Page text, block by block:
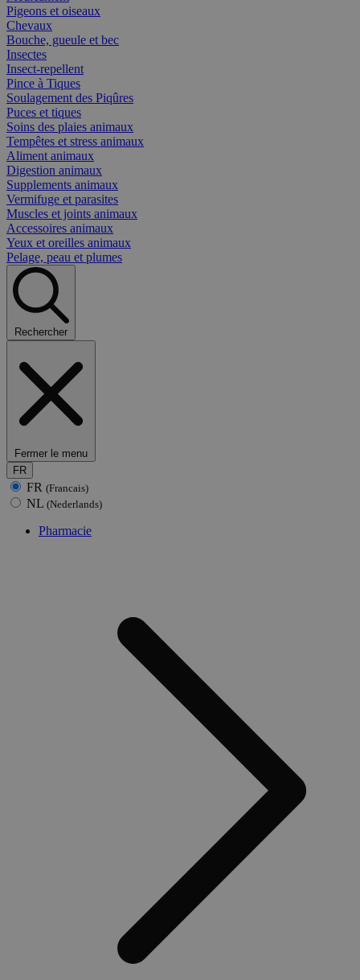
Pigeons et oiseaux
Chevaux
Bouche, gueule et bec
Insectes
Insect-repellent
Pince à Tiques
Soulagement des Piqûres
Puces et tiques
Soins des plaies animaux
Tempêtes et stress animaux
Aliment animaux
Digestion animaux
Supplements animaux
Vermifuge et parasites
Muscles et joints animaux
Accessoires animaux
Yeux et oreilles animaux
Pelage, peau et plumes
Rechercher
Fermer le menu
FR
FR (Francais)
NL (Nederlands)
Pharmacie